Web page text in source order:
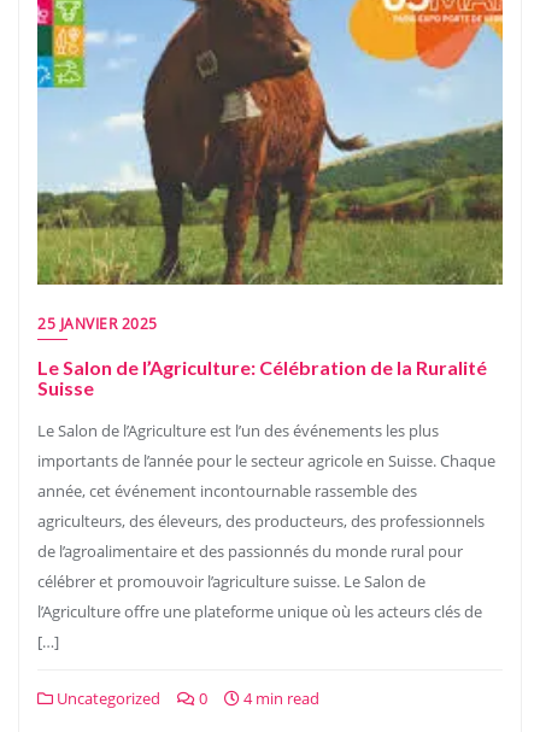
25 JANVIER 2025
Le Salon de l’Agriculture: Célébration de la Ruralité
Suisse
Le Salon de l’Agriculture est l’un des événements les plus
importants de l’année pour le secteur agricole en Suisse. Chaque
année, cet événement incontournable rassemble des
agriculteurs, des éleveurs, des producteurs, des professionnels
de l’agroalimentaire et des passionnés du monde rural pour
célébrer et promouvoir l’agriculture suisse. Le Salon de
l’Agriculture offre une plateforme unique où les acteurs clés de
[…]
Uncategorized 0 4 min read